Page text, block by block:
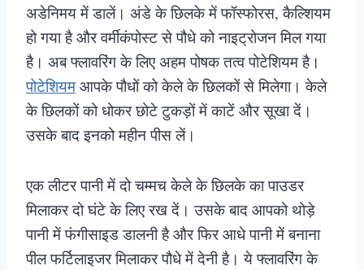
अडेनिमय में डालें। अंडे के छिलके में फॉस्फोरस, कैल्शियम
हो गया है और वर्मीकंपोस्ट से पौधे को नाइट्रोजन मिल गया
है। अब फ्लावरिंग के लिए अहम पोषक तत्व पोटेशियम है।
पोटेशियम आपके पौधों को केले के छिलकों से मिलेगा। केले
के छिलकों को धोकर छोटे टुकड़ों में काटें और सूखा दें।
उसके बाद इनको महीन पीस लें।
एक लीटर पानी में दो चम्मच केले के छिलके का पाउडर
मिलाकर दो घंटे के लिए रख दें। उसके बाद आपको थोड़े
पानी में फंगीसाइड डालनी है और फिर आधे पानी में बनाना
पील फर्टिलाइजर मिलाकर पौधे में देनी है। ये फ्लावरिंग के